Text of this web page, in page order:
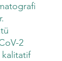
2
kalitatif